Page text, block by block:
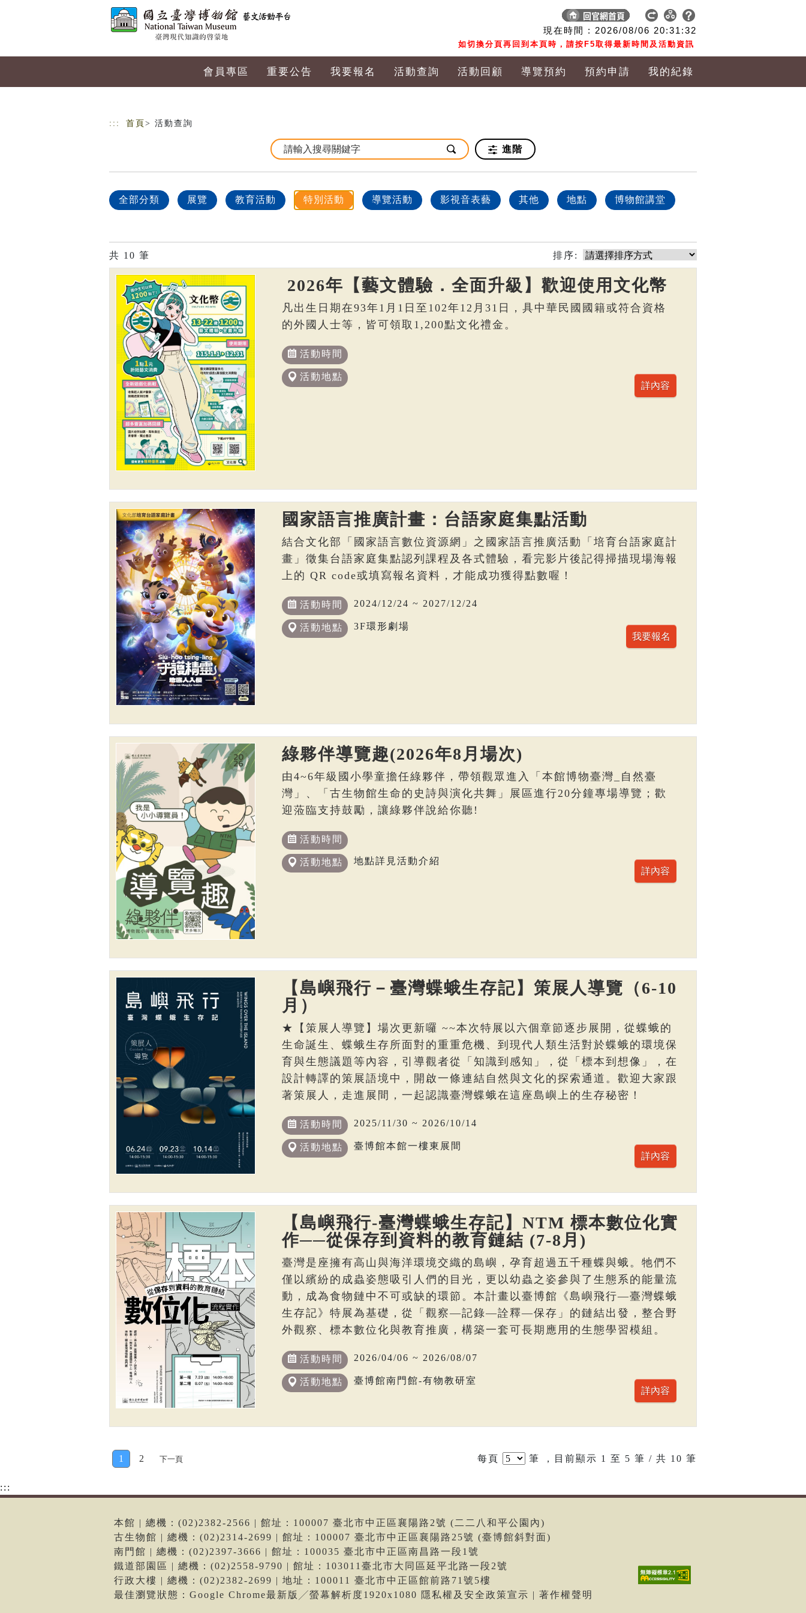
現在時間 : 2026/08/06 20:31:33
如切換分頁再回到本頁時，請按F5取得最新時間及活動資訊
會員專區 重要公告 我要報名 活動查詢 活動回顧 導覽預約 預約申請 我的紀錄
::: 首頁 > 活動查詢
進階
全部分類 展覽 教育活動 特別活動 導覽活動 影視音表藝 其他 地點 博物館講堂
共 10 筆 排序:
2026年【藝文體驗．全面升級】歡迎使用文化幣
凡出生日期在93年1月1日至102年12月31日，具中華民國國籍或符合資格
的外國人士等，皆可領取1,200點文化禮金。
活動時間
活動地點
國家語言推廣計畫：台語家庭集點活動
結合文化部「國家語言數位資源網」之國家語言推廣活動「培育台語家庭計
畫」徵集台語家庭集點認列課程及各式體驗，看完影片後記得掃描現場海報
上的 QR code或填寫報名資料，才能成功獲得點數喔！
活動時間 2024/12/24 ~ 2027/12/24
活動地點 3F環形劇場
綠夥伴導覽趣(2026年8月場次)
由4~6年級國小學童擔任綠夥伴，帶領觀眾進入「本館博物臺灣_自然臺
灣」、「古生物館生命的史詩與演化共舞」展區進行20分鐘專場導覽；歡
迎蒞臨支持鼓勵，讓綠夥伴說給你聽!
活動時間
活動地點 地點詳見活動介紹
【島嶼飛行－臺灣蝶蛾生存記】策展人導覽（6-10
月）
★【策展人導覽】場次更新囉 ~~本次特展以六個章節逐步展開，從蝶蛾的
生命誕生、蝶蛾生存所面對的重重危機、到現代人類生活對於蝶蛾的環境保
育與生態議題等內容，引導觀者從「知識到感知」，從「標本到想像」，在
設計轉譯的策展語境中，開啟一條連結自然與文化的探索通道。歡迎大家跟
著策展人，走進展間，一起認識臺灣蝶蛾在這座島嶼上的生存秘密！
活動時間 2025/11/30 ~ 2026/10/14
活動地點 臺博館本館一樓東展間
【島嶼飛行-臺灣蝶蛾生存記】NTM 標本數位化實
作──從保存到資料的教育鏈結 (7-8月)
臺灣是座擁有高山與海洋環境交織的島嶼，孕育超過五千種蝶與蛾。牠們不
僅以繽紛的成蟲姿態吸引人們的目光，更以幼蟲之姿參與了生態系的能量流
動，成為食物鏈中不可或缺的環節。本計畫以臺博館《島嶼飛行—臺灣蝶蛾
生存記》特展為基礎，從「觀察—記錄—詮釋—保存」的鏈結出發，整合野
外觀察、標本數位化與教育推廣，構築一套可長期應用的生態學習模組。
活動時間 2026/04/06 ~ 2026/08/07
活動地點 臺博館南門館-有物教研室
1 2 下一頁 每頁 筆 ，目前顯示 1 至 5 筆 / 共 10 筆
:::
本館 | 總機：(02)2382-2566 | 館址：100007 臺北市中正區襄陽路2號 (二二八和平公園內)
古生物館 | 總機：(02)2314-2699 | 館址：100007 臺北市中正區襄陽路25號 (臺博館斜對面)
南門館 | 總機：(02)2397-3666 | 館址：100035 臺北市中正區南昌路一段1號
鐵道部園區 | 總機：(02)2558-9790 | 館址：103011臺北市大同區延平北路一段2號
行政大樓 | 總機：(02)2382-2699 | 地址：100011 臺北市中正區館前路71號5樓
最佳瀏覽狀態：Google Chrome最新版╱螢幕解析度1920x1080 隱私權及安全政策宣示 | 著作權聲明